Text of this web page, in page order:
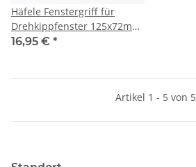
Häfele Fenstergriff für
Drehkippfenster 125x72mm
Edelstahl matt
16,95 € *
Artikel 1 - 5 von 5